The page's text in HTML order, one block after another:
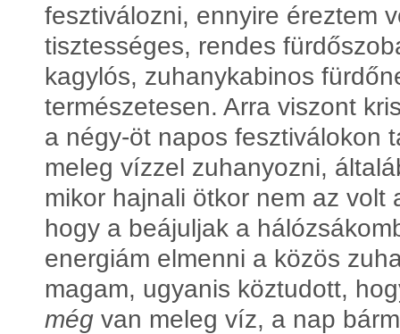
fesztiválozni, ennyire éreztem
tisztességes, rendes
kagylós, zuhanykabinos
természetesen. Arra viszont
a négy-öt napos fesztiválokon
meleg vízzel zuhanyozni,
mikor hajnali ötkor nem az volt
hogy a beájuljak a
energiám elmenni a közös
magam, ugyanis köztudott,
még van meleg víz, a nap